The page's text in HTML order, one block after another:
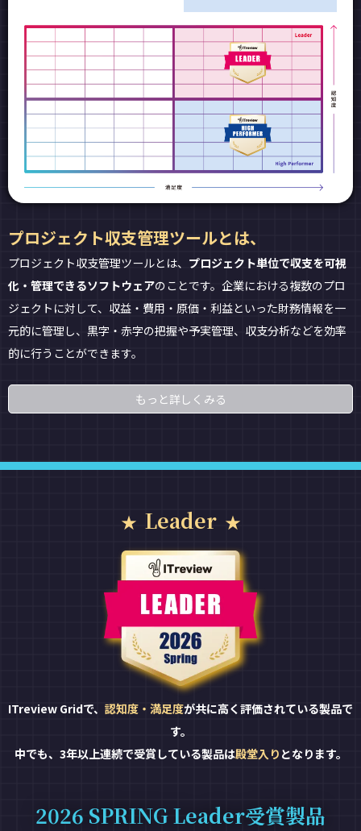
プロジェクト収支管理ツールとは、
プロジェクト収支管理ツールとは、 プロジェクト単位で収支を可視
化・管理できるソフトウェアのことです。企業における複数のプロ
ジェクトに対して、収益・費用・原価・利益といった財務情報を一
元的に管理し、黒字・赤字の把握や予実管理、収支分析などを効率
的に行うことができます。
もっと詳しくみる
Leader
ITreview Gridで、 認知度・満足度が共に高く評価されている製品で
す。
中でも、3年以上連続で受賞している製品は殿堂入り となります。
2026 SPRING Leader受賞製品